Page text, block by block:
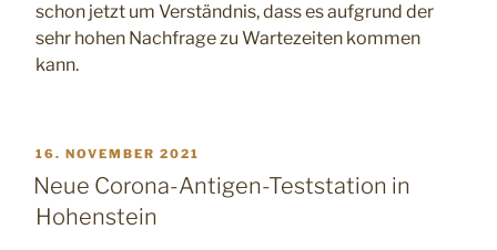
schon jetzt um Verständnis, dass es aufgrund der
sehr hohen Nachfrage zu Wartezeiten kommen
kann.
VERÖFFENTLICHT
AM
16. NOVEMBER 2021
Neue Corona-Antigen-Teststation in
Hohenstein